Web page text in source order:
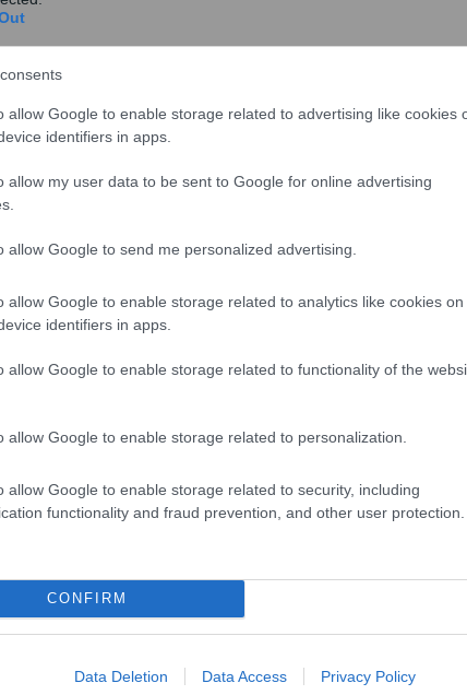
allow Google to enable storage related to advertising like cookies
identifiers in apps.
allow my user data to be sent to Google for online advertising
allow Google to send me personalized advertising.
allow Google to enable storage related to analytics like cookies on
identifiers in apps.
allow Google to enable storage related to functionality of the
allow Google to enable storage related to personalization.
allow Google to enable storage related to security, including
functionality and fraud prevention, and other user protection.
CONFIRM
Data Deletion Data Access Privacy Policy
και το ΠΑΣΟΚ τον λίθο του αναθέματος στη
ότι παραδώσανε ένα καταρημαγμένο σύστημα
ενδιαφέρον Τούρκου επιχειρηματία να αγοράσει
με τον πρωθυπουργό, η εκπρόσωπος των
με τον πρωθυπουργό ένας επιχειρηματίας των
μπορούμε να αναφερόμαστε σε ένα θέμα χωρίς να
των τηλεοπτικών αδειών, εξάλλου, ο
γίνει διεθνής διαγωνισμός με διαφανείς όρους».